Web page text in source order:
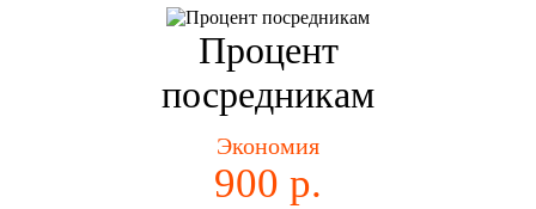
Процент
посредникам
Экономия
900 р.